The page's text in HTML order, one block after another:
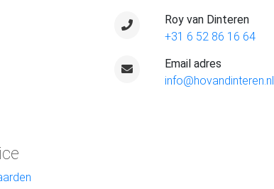
Roy van Dinteren
+31 6 52 86 16 64
Email adres
info@hovandinteren.nl